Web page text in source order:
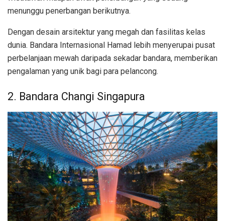
menunggu penerbangan berikutnya.
Dengan desain arsitektur yang megah dan fasilitas kelas
dunia. Bandara Internasional Hamad lebih menyerupai pusat
perbelanjaan mewah daripada sekadar bandara, memberikan
pengalaman yang unik bagi para pelancong.
2. Bandara Changi Singapura